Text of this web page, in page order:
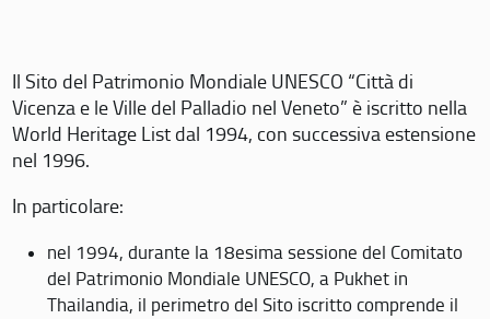
Il Sito del Patrimonio Mondiale UNESCO “Città di
Vicenza e le Ville del Palladio nel Veneto” è iscritto nella
World Heritage List dal 1994, con successiva estensione
nel 1996.
In particolare:
nel 1994, durante la 18esima sessione del Comitato
del Patrimonio Mondiale UNESCO, a Pukhet in
Thailandia, il perimetro del Sito iscritto comprende il